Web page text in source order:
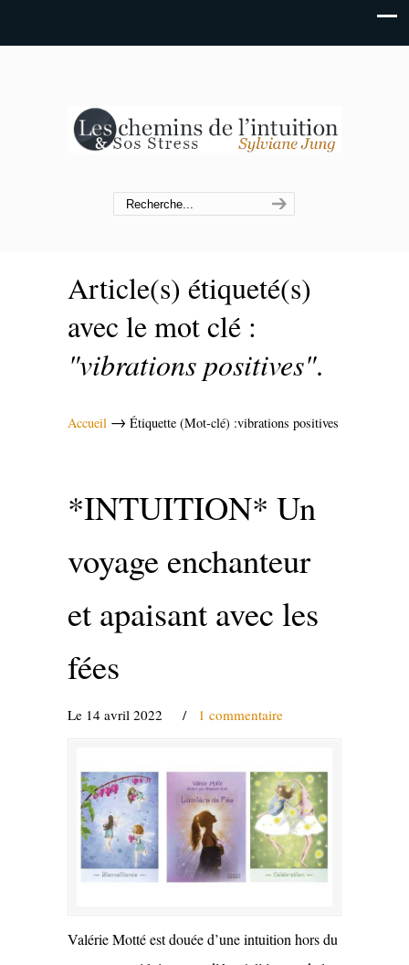
Article(s) étiqueté(s)
avec le mot clé :
"vibrations positives".
Accueil → Étiquette (Mot-clé) :vibrations positives
*INTUITION* Un
voyage enchanteur
et apaisant avec les
fées
Le 14 avril 2022 / 1 commentaire
Valérie Motté est douée d’une intuition hors du